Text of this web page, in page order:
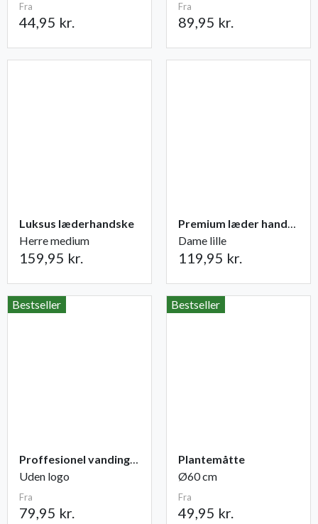
Fra
44,95 kr.
Fra
89,95 kr.
Luksus læderhandske
Herre medium
159,95 kr.
Premium læder handske Flutter
Dame lille
119,95 kr.
Bestseller
Proffesionel vandingspose 100 liter
Uden logo
Fra
79,95 kr.
Bestseller
Plantemåtte
Ø60 cm
Fra
49,95 kr.